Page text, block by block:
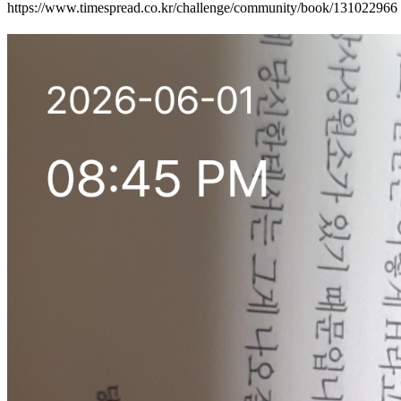
https://www.timespread.co.kr/challenge/community/book/131022966